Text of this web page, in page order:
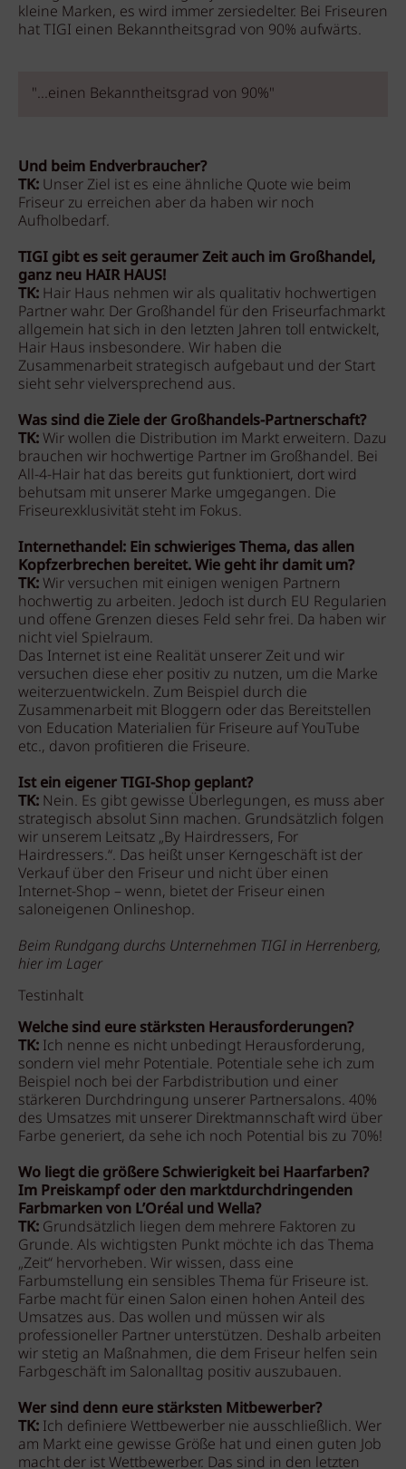
kleine Marken, es wird immer zersiedelter. Bei Friseuren
hat TIGI einen Bekanntheitsgrad von 90% aufwärts.
"...einen Bekanntheitsgrad von 90%"
Und beim Endverbraucher?
TK: Unser Ziel ist es eine ähnliche Quote wie beim
Friseur zu erreichen aber da haben wir noch
Aufholbedarf.
TIGI gibt es seit geraumer Zeit auch im Großhandel,
ganz neu HAIR HAUS!
TK: Hair Haus nehmen wir als qualitativ hochwertigen
Partner wahr. Der Großhandel für den Friseurfachmarkt
allgemein hat sich in den letzten Jahren toll entwickelt,
Hair Haus insbesondere. Wir haben die
Zusammenarbeit strategisch aufgebaut und der Start
sieht sehr vielversprechend aus.
Was sind die Ziele der Großhandels-Partnerschaft?
TK:Wir wollen die Distribution im Markt erweitern. Dazu
brauchen wir hochwertige Partner im Großhandel. Bei
All-4-Hair hat das bereits gut funktioniert, dort wird
behutsam mit unserer Marke umgegangen. Die
Friseurexklusivität steht im Fokus.
Internethandel: Ein schwieriges Thema, das allen
Kopfzerbrechen bereitet. Wie geht ihr damit um?
TK:Wir versuchen mit einigen wenigen Partnern
hochwertig zu arbeiten. Jedoch ist durch EU Regularien
und offene Grenzen dieses Feld sehr frei. Da haben wir
nicht viel Spielraum.
Das Internet ist eine Realität unserer Zeit und wir
versuchen diese eher positiv zu nutzen, um die Marke
weiterzuentwickeln. Zum Beispiel durch die
Zusammenarbeit mit Bloggern oder das Bereitstellen
von Education Materialien für Friseure auf YouTube
etc., davon profitieren die Friseure.
Ist ein eigener TIGI-Shop geplant?
TK: Nein. Es gibt gewisse Überlegungen, es muss aber
strategisch absolut Sinn machen. Grundsätzlich folgen
wir unserem Leitsatz „By Hairdressers, For
Hairdressers.“. Das heißt unser Kerngeschäft ist der
Verkauf über den Friseur und nicht über einen
Internet-Shop – wenn, bietet der Friseur einen
saloneigenen Onlineshop.
Beim Rundgang durchs Unternehmen TIGI in Herrenberg,
hier im Lager
Testinhalt
Welche sind eure stärksten Herausforderungen?
TK: Ich nenne es nicht unbedingt Herausforderung,
sondern viel mehr Potentiale. Potentiale sehe ich zum
Beispiel noch bei der Farbdistribution und einer
stärkeren Durchdringung unserer Partnersalons. 40%
des Umsatzes mit unserer Direktmannschaft wird über
Farbe generiert, da sehe ich noch Potential bis zu 70%!
Wo liegt die größere Schwierigkeit bei Haarfarben?
Im Preiskampf oder den marktdurchdringenden
Farbmarken von L’Oréal und Wella?
TK: Grundsätzlich liegen dem mehrere Faktoren zu
Grunde. Als wichtigsten Punkt möchte ich das Thema
„Zeit“ hervorheben. Wir wissen, dass eine
Farbumstellung ein sensibles Thema für Friseure ist.
Farbe macht für einen Salon einen hohen Anteil des
Umsatzes aus. Das wollen und müssen wir als
professioneller Partner unterstützen. Deshalb arbeiten
wir stetig an Maßnahmen, die dem Friseur helfen sein
Farbgeschäft im Salonalltag positiv auszubauen.
Wer sind denn eure stärksten Mitbewerber?
TK: Ich definiere Wettbewerber nie ausschließlich. Wer
am Markt eine gewisse Größe hat und einen guten Job
macht der ist Wettbewerber. Das sind in den letzten